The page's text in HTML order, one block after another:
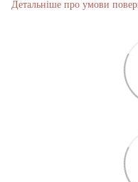
Детальніше про умови